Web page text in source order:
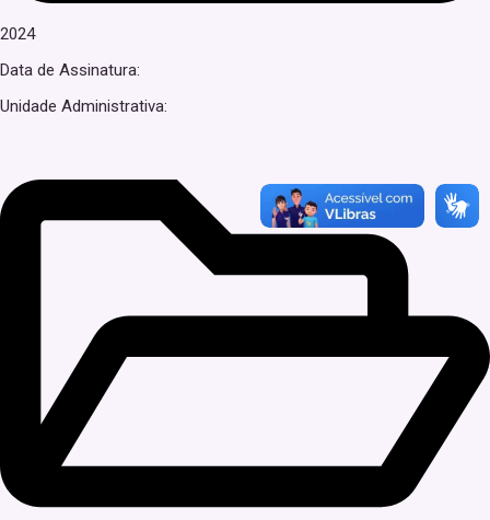
2024
Data de Assinatura:
Unidade Administrativa: